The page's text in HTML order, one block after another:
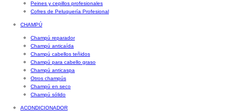
Peines y cepillos profesionales
Cofres de Peluquería Profesional
CHAMPÚ
Champú reparador
Champú anticaída
Champú cabellos teñidos
Champú para cabello graso
Champú anticaspa
Otros champús
Champú en seco
Champú sólido
ACONDICIONADOR